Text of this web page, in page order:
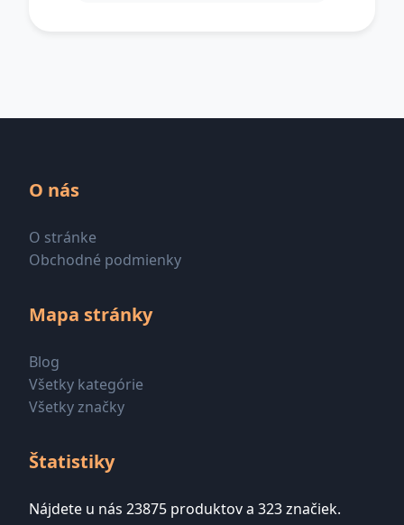
O nás
O stránke
Obchodné podmienky
Mapa stránky
Blog
Všetky kategórie
Všetky značky
Štatistiky
Nájdete u nás 23875 produktov a 323 značiek.